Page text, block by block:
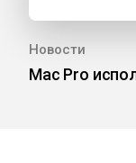
Новости
Mac Pro